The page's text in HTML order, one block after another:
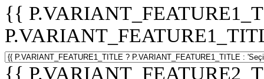
{{
{{